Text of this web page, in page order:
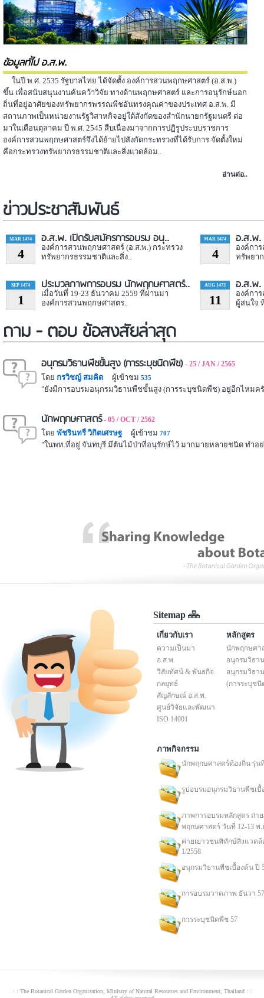
ข้อมูลทั่ไป อ.ส.พ.
ในปี พ.ศ. 2535 รัฐบาลไทย ได้จัดตั้ง องค์การสวนพฤกษศาสตร์ (อ.ส.พ.)
ขึ้น เพื่อสนับสนุนงานค้นคว้าวิจัย ทางด้านพฤกษศาสตร์ และการอนุรักษ์นอก
ถิ่นที่อยู่อาศัยของทรัพยากรพรรณพืชอันทรงคุณค่าของประเทศ อ.ส.พ. มี
สถานภาพเป็นหน่วยงานรัฐวิสาหกิจอยู่ใต้สังกัดของสำนักนายกรัฐมนตรี ต่อ
มาในเดือนตุลาคม ปี พ.ศ. 2545 สืบเนื่องมาจากการปฏิรูประบบราชการ
องค์การสวนพฤกษศาสตร์จึงได้ย้ายไปสังกัดกระทรวงที่ได้รับการ จัดตั้งใหม่
คือกระทรวงทรัพยากรธรรมชาติและสิ่งแวดล้อม..
อ่านต่อ..
ข่าวประชาสัมพันธ์
MAR 1474
4
อ.ส.พ. เปิดรับสมัครการอบรม อนุ..
องค์การสวนพฤกษศาสตร์ (อ.ส.พ.) กระทรวง
ทรัพยากรธรรมชาติและสิ่ง..
MAR 1474
4
อ.ส.พ.
องค์กา
ทรัพยา
SEP 1474
1
ประมวลภาพการอบรม นักพฤกษศาสตร์..
เมื่อวันที่ 19-23 ธันวาคม 2559 ที่ผ่านมา
องค์การสวนพฤกษศาสตร..
AUG 1473
11
อ.ส.พ.
องค์กา
ผู้สนใจ
ถาม - ตอบ ข้อสงสัยล่าสุด
อนุกรมวิธานพืชขั้นสูง (การระบุชนิดพืช) - 25 / JAN / 2565
โดย กรวิชญ์ สมคิด ผู้เข้าชม 535
"ยังมีการอบรมอนุกรมวิธานพืชขั้นสูง (การระบุชนิดพืช) อยู่อีกไหมครั
นักพฤกษศาสตร์- 05 / OCT / 2562
โดย พัชรินทรื วิกิตเศรษฐ ผู้เข้าชม 707
"ในพท.ที่อยู่ จันทบุรี มีต้นไม้ป่าที่อนุรักษ์ไว้ มากมายหลายชนิด ทำอย่
Sitemap
เกี่ยวกับเรา
ความเป็นมา
อ.ส.พ.
วิสัยทัศน์ & พันธกิจ
กลยุทธ์
สัญลักษณ์ อ.ส.พ.
ศูนย์วิจัยและพัฒนา
ISO 14001
หลักสูตร
นักพฤกษศา
อนุกรมวิธา
อนุกรมวิธา
(การระบุช
ภาพกิจกรรม
นักพฤกษศาสตร์ท้องถิ่น รุ่น
รูปอบรมอนุกรมวิธานพืชเบื้
ภาพการอบรมหลักสูตร ถ่า
พฤกษศาสตร์ วันที่ 12-13 พ.
ค่ายเยาวชนพิทักษ์สิ่งแวด
1/2558
อนุกรมวิธานพืชเบื้องต้น ปี
การอบรมวาดภาพ ธันวา 57
การระบุชนิดพืช 57
: : The Botanical Garden Organization, Ministry of Natural Resources and Environment, Thailand : :